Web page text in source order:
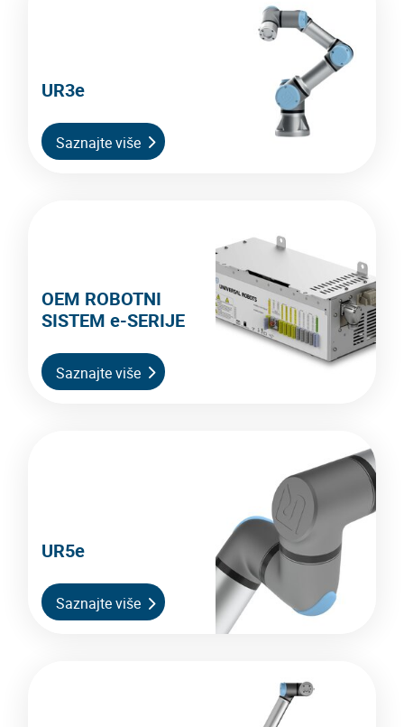
UR3e
Saznajte više
OEM ROBOTNI
SISTEM e-SERIJE
Saznajte više
UR5e
Saznajte više